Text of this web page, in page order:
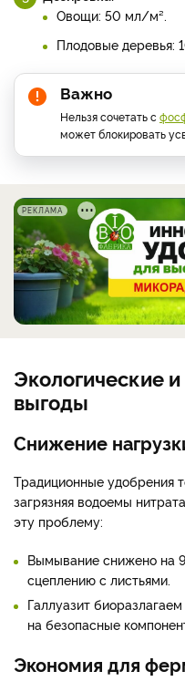
Овощи: 50 мл/м².
Плодовые деревья:
Важно
Нельзя сочетать с
может блокировать
РЕКЛАМА
Экологические
выгоды
Снижение
Традиционные удобрения
загрязняя водоемы
эту проблему:
Вымывание снижено на
сцеплению с листьями.
Галлуазит
на безопасные
Экономия для